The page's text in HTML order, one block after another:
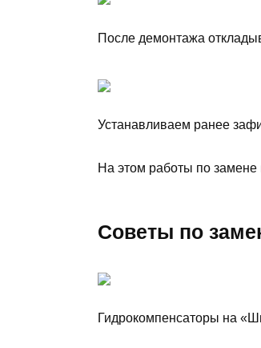
После демонтажа
Устанавливаем ранее
На этом работы по замене
Советы по
Гидрокомпенсаторы на